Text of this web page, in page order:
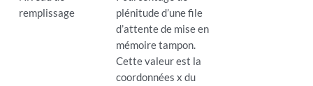
remplissage
plénitude d’une file
d’attente de mise en
mémoire tampon.
Cette valeur est la
coordonnées x du